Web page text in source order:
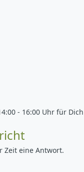
- 16:00 Uhr für Dich
Zeit eine Antwort.